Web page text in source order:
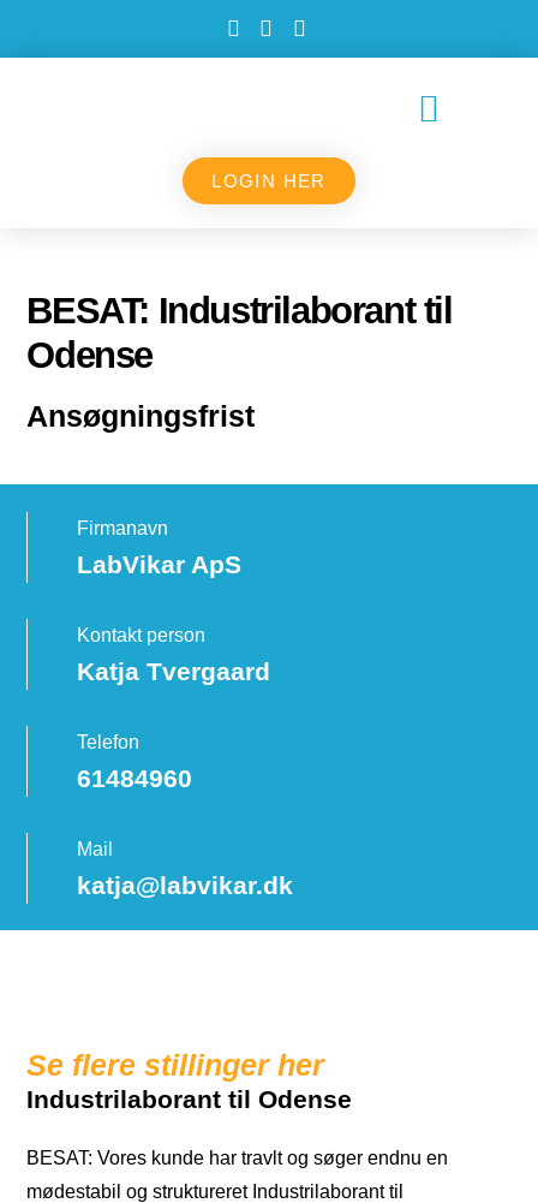
LOGIN HER
BESAT: Industrilaborant til
Odense
Ansøgningsfrist
Firmanavn
LabVikar ApS
Kontakt person
Katja Tvergaard
Telefon
61484960
Mail
katja@labvikar.dk
Se flere stillinger her
Industrilaborant til Odense
BESAT: Vores kunde har travlt og søger endnu en
mødestabil og struktureret Industrilaborant til